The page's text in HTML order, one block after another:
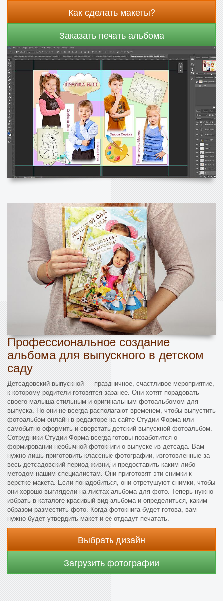
Как сделать макеты?
Заказать печать альбома
Профессиональное создание
альбома для выпускного в детском
саду
Детсадовский выпускной — праздничное, счастливое мероприятие,
к которому родители готовятся заранее. Они хотят порадовать
своего малыша стильным и оригинальным фотоальбомом для
выпуска. Но они не всегда располагают временем, чтобы выпустить
фотоальбом онлайн в редакторе на сайте Студии Форма или
самобытно оформить и сверстать детский выпускной фотоальбом.
Сотрудники Студии Форма всегда готовы позаботится о
формировании необычной фотокниги о выпуске из детсада. Вам
нужно лишь приготовить классные фотографии, изготовленные за
весь детсадовский период жизни, и предоставить каким-либо
методом нашим специалистам. Они приготовят эти снимки к
верстке макета. Если понадобиться, они отретушуют снимки, чтобы
они хорошо выглядели на листах альбома для фото. Теперь нужно
избрать в каталоге красивый вид альбома и определиться, каким
образом разместить фото. Когда фотокнига будет готова, вам
нужно будет утвердить макет и ее отдадут печатать.
Выбрать дизайн
Загрузить фотографии